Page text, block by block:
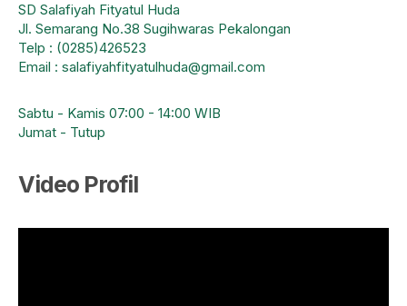
SD Salafiyah Fityatul Huda
Jl. Semarang No.38 Sugihwaras Pekalongan
Telp : (0285)426523
Email : salafiyahfityatulhuda@gmail.com
Sabtu - Kamis 07:00 - 14:00 WIB
Jumat - Tutup
Video Profil